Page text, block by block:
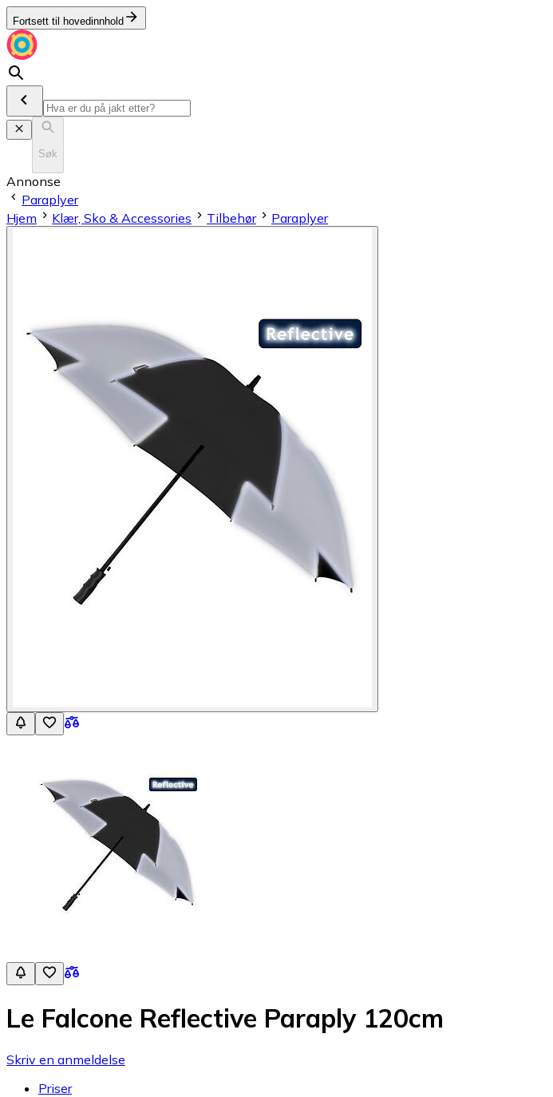
Fortsett til hovedinnhold
Søk
Annonse
Paraplyer
Hjem
Klær, Sko & Accessories Tilbehør Paraplyer
Le Falcone Reflective Paraply 120cm
Skriv en anmeldelse
Priser